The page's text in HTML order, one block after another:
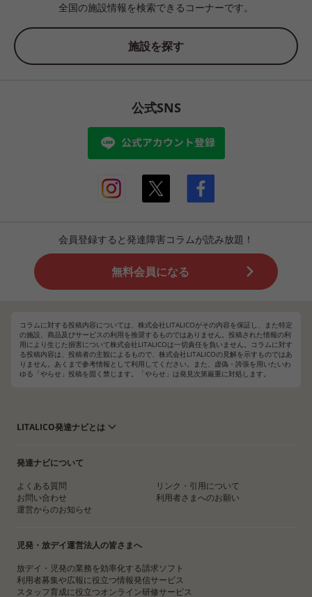
全国の施設情報を検索できるコーナーです。
施設を探す
公式SNS
会員登録すると発達障害コラムが読み放題！
無料会員になる
コラムに対する投稿内容については、株式会社LITALICOがその内容を保証し、また特定
の施設、商品及びサービスの利用を推奨するものではありません。投稿された情報の利
用により生じた損害について株式会社LITALICOは一切責任を負いません。コラムに対す
る投稿内容は、投稿者の主観によるもので、株式会社LITALICOの見解を示すものではあ
りません。あくまで参考情報として利用してください。また、虚偽・誇張を用いたいわ
ゆる「やらせ」投稿を固く禁じます。「やらせ」は発見次第厳重に対処します。
LITALICO発達ナビとは
発達ナビについて
よくある質問
お問い合わせ
運営からのお知らせ
リンク・引用について
利用者さまへのお願い
児発・放デイ運営法人の皆さまへ
放デイ・児発の業務を効率化する請求ソフト
利用者募集や広報に役立つ情報発信サービス
スタッフ育成に役立つオンライン研修サービス